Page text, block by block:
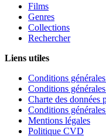
Films
Genres
Collections
Rechercher
Liens utiles
Conditions
Conditions
Charte des données
Conditions
Mentions légales
Politique CVD